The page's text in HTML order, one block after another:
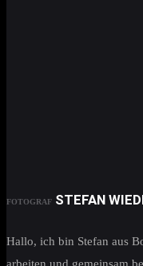
FOTOGRAF STEFAN
Hallo, ich bin Stefan aus